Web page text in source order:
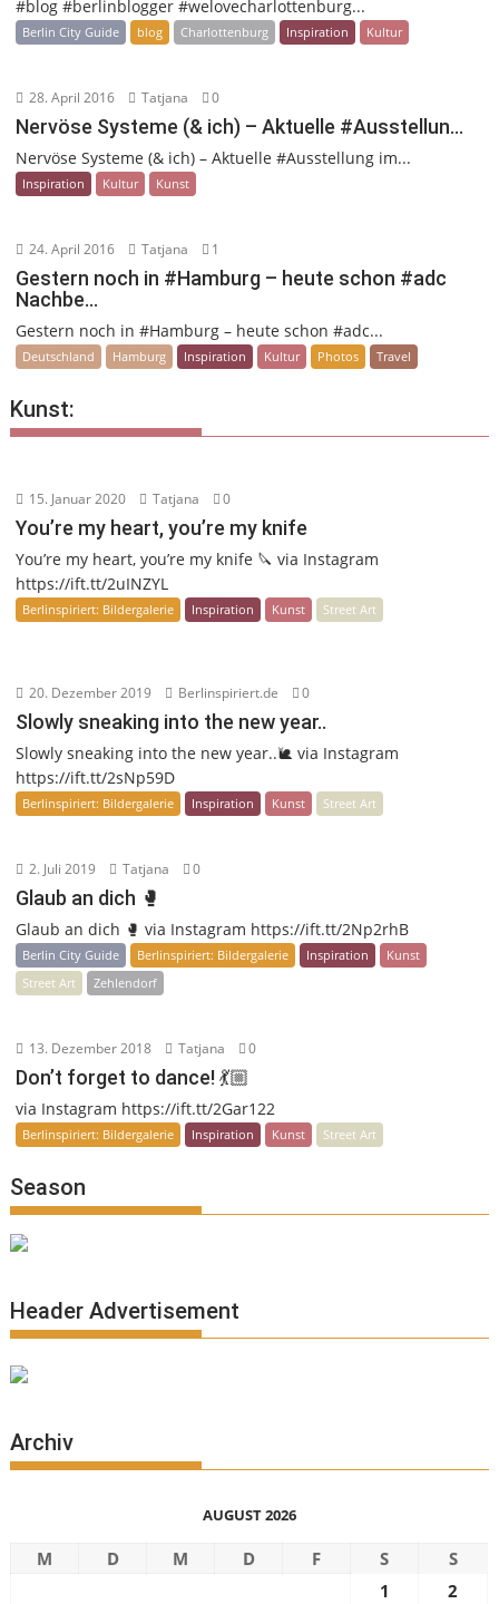
#blog #berlinblogger #welovecharlottenburg...
Berlin City Guide blog Charlottenburg Inspiration Kultur
28. April 2016 Tatjana 0
Nervöse Systeme (& ich) – Aktuelle #Ausstellun…
Nervöse Systeme (& ich) – Aktuelle #Ausstellung im...
Inspiration Kultur Kunst
24. April 2016 Tatjana 1
Gestern noch in #Hamburg – heute schon #adc
Nachbe…
Gestern noch in #Hamburg – heute schon #adc...
Deutschland Hamburg Inspiration Kultur Photos Travel
Kunst:
15. Januar 2020 Tatjana 0
You’re my heart, you’re my knife
You’re my heart, you’re my knife 🔪 via Instagram
https://ift.tt/2uINZYL
Berlinspiriert: Bildergalerie Inspiration Kunst Street Art
20. Dezember 2019 Berlinspiriert.de 0
Slowly sneaking into the new year..
Slowly sneaking into the new year..🐌 via Instagram
https://ift.tt/2sNp59D
Berlinspiriert: Bildergalerie Inspiration Kunst Street Art
2. Juli 2019 Tatjana 0
Glaub an dich 🥊
Glaub an dich 🥊 via Instagram https://ift.tt/2Np2rhB
Berlin City Guide Berlinspiriert: Bildergalerie Inspiration
Kunst
Street Art
Zehlendorf
13. Dezember 2018 Tatjana 0
Don’t forget to dance! 💃🏼
via Instagram https://ift.tt/2Gar122
Berlinspiriert: Bildergalerie Inspiration Kunst Street Art
Season
Header Advertisement
Archiv
AUGUST 2026
M D M D F S
S
1
2